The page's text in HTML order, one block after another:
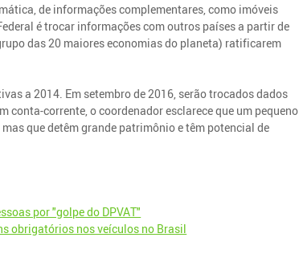
de informações complementares, como imóveis
é trocar informações com outros países a partir de
das 20 maiores economias do planeta) ratificarem
a 2014. Em setembro de 2016, serão trocados dados
conta-corrente, o coordenador esclarece que um pequeno
que detêm grande patrimônio e têm potencial de
por "golpe do DPVAT"
obrigatórios nos veículos no Brasil​